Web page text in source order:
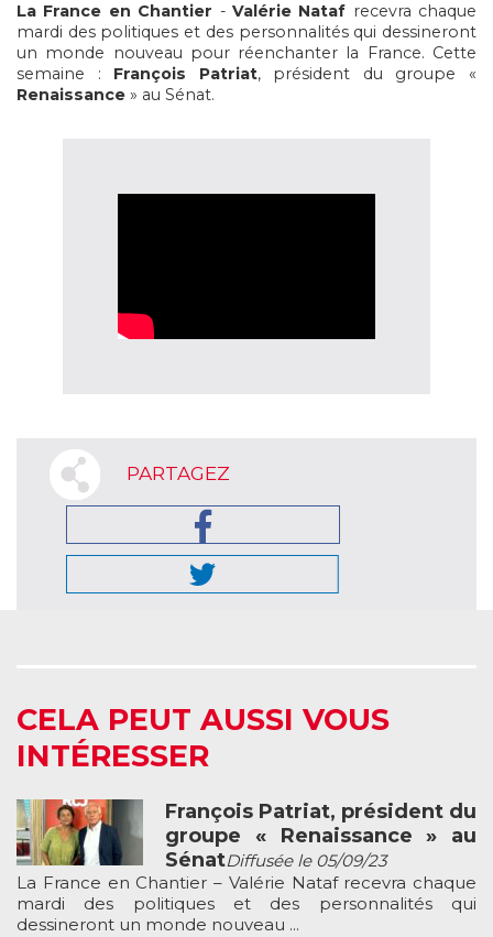
La France en Chantier - Valérie Nataf recevra chaque
mardi des politiques et des personnalités qui dessineront
un monde nouveau pour réenchanter la France. Cette
semaine : François Patriat, président du groupe «
Renaissance » au Sénat.
PARTAGEZ
CELA PEUT AUSSI VOUS
INTÉRESSER
François Patriat, président du
groupe « Renaissance » au
SénatDiffusée le 05/09/23
La France en Chantier – Valérie Nataf recevra chaque
mardi des politiques et des personnalités qui
dessineront un monde nouveau ...